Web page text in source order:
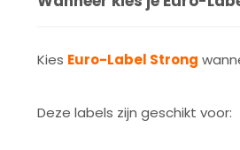
Kies Euro-Label Strong
Deze labels zijn geschikt voor: